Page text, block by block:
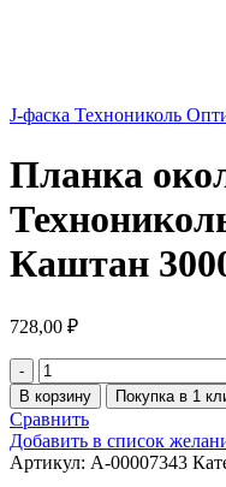
J-фаска Технониколь
Планка
Каштан
728,00 ₽
В корзину Покупка в 1
Сравнить
Добавить в список
Артикул: A-00007343